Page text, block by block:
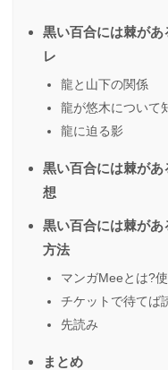
黒い百合には棘が
レ
龍と山下の関係
龍が悠木について
龍に迫る影
黒い百合には棘が
想
黒い百合には棘が
方法
マンガMeeとは?
チケットで待てば
先読み
まとめ